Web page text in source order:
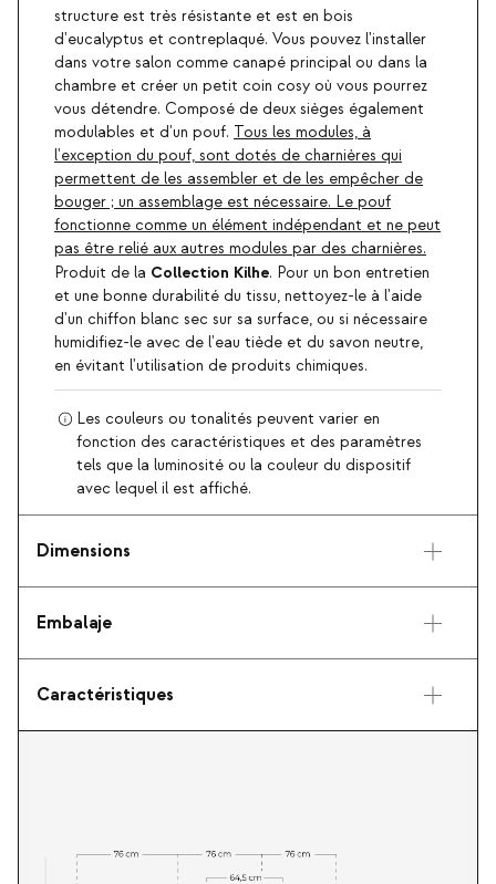
structure est très résistante et est en bois
d'eucalyptus et contreplaqué. Vous pouvez l'installer
dans votre salon comme canapé principal ou dans la
chambre et créer un petit coin cosy où vous pourrez
vous détendre. Composé de deux sièges également
modulables et d'un pouf. Tous les modules, à
l'exception du pouf, sont dotés de charnières qui
permettent de les assembler et de les empêcher de
bouger ; un assemblage est nécessaire. Le pouf
fonctionne comme un élément indépendant et ne peut
pas être relié aux autres modules par des charnières.
Produit de la Collection Kilhe. Pour un bon entretien
et une bonne durabilité du tissu, nettoyez-le à l'aide
d'un chiffon blanc sec sur sa surface, ou si nécessaire
humidifiez-le avec de l'eau tiède et du savon neutre,
en évitant l'utilisation de produits chimiques.
Les couleurs ou tonalités peuvent varier en
fonction des caractéristiques et des paramètres
tels que la luminosité ou la couleur du dispositif
avec lequel il est affiché.
Dimensions
Embalaje
Caractéristiques